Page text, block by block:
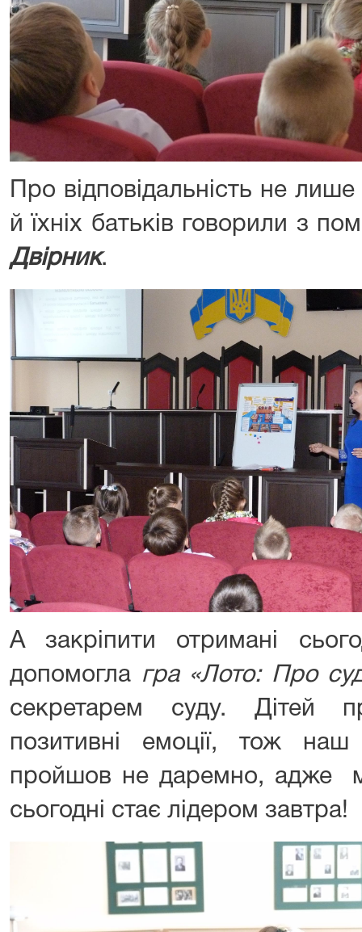
Про відповідальність не
й їхніх батьків говорили з
Двірник.
А закріпити отримані
допомогла гра «Лото: Про
секретарем суду. Дітей
позитивні емоції, тож
пройшов не даремно, адже
сьогодні стає лідером завтра!